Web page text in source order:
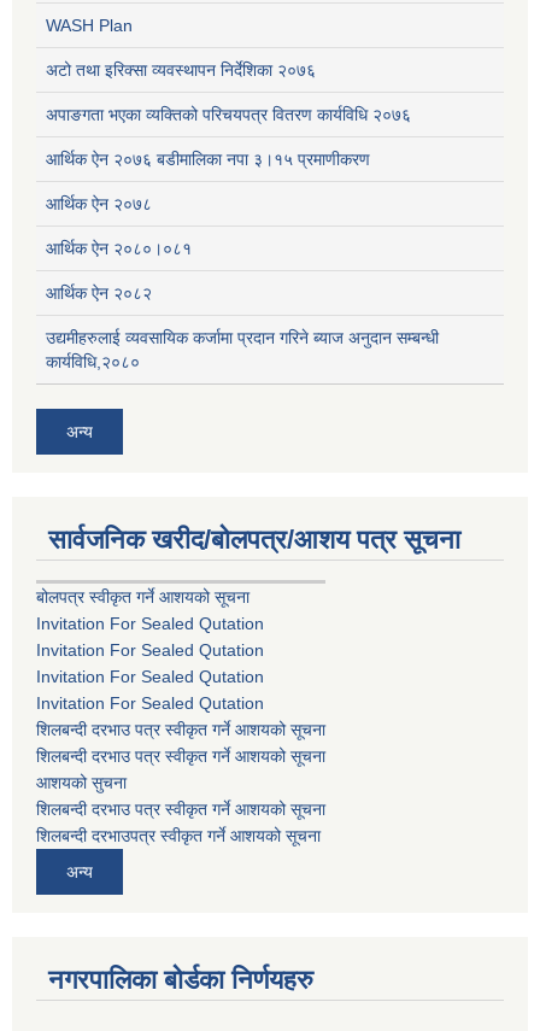
WASH Plan
अटो तथा इरिक्सा व्यवस्थापन निर्देशिका २०७६
अपाङगता भएका व्यक्तिको परिचयपत्र वितरण कार्यविधि २०७६
आर्थिक ऐन २०७६ बडीमालिका नपा ३।१५ प्रमाणीकरण
आर्थिक ऐन २०७८
आर्थिक ऐन २०८०।०८१
आर्थिक ऐन २०८२
उद्यमीहरुलाई व्यवसायिक कर्जामा प्रदान गरिने ब्याज अनुदान सम्बन्धी
कार्यविधि,२०८०
अन्य
सार्वजनिक खरीद/बोलपत्र/आशय पत्र सूचना
बोलपत्र स्वीकृत गर्ने आशयको सूचना
Invitation For Sealed Qutation
Invitation For Sealed Qutation
Invitation For Sealed Qutation
Invitation For Sealed Qutation
शिलबन्दी दरभाउ पत्र स्वीकृत गर्ने आशयको सूचना
शिलबन्दी दरभाउ पत्र स्वीकृत गर्ने आशयको सूचना
आशयको सुचना
शिलबन्दी दरभाउ पत्र स्वीकृत गर्ने आशयको सूचना
शिलबन्दी दरभाउपत्र स्वीकृत गर्ने आशयको सूचना
अन्य
नगरपालिका बोर्डका निर्णयहरु